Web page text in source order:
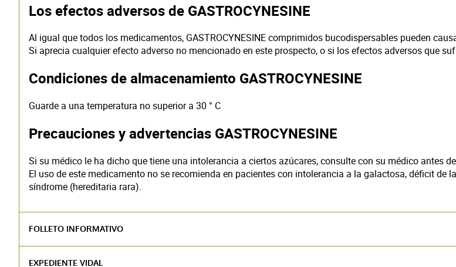
Los efectos adversos de GASTROCYNESINE
Al igual que todos los medicamentos, GASTROCYNESINE comprimidos bucodispersables pueden
Si aprecia cualquier efecto adverso no mencionado en este prospecto, o si los efectos adversos que
Condiciones de almacenamiento GASTROCYNESINE
Guarde a una temperatura no superior a 30 ° C
Precauciones y advertencias GASTROCYNESINE
Si su médico le ha dicho que tiene una intolerancia a ciertos azúcares, consulte con su médico antes
El uso de este medicamento no se recomienda en pacientes con intolerancia a la galactosa, déficit
síndrome (hereditaria rara).
FOLLETO INFORMATIVO
EXPEDIENTE VIDAL